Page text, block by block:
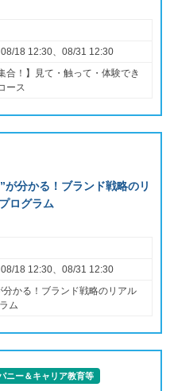
18 12:30、08/31 12:30
合！】見て・触って・体験でき
ース
が分かる！ブランド戦略のリ
ログラム
18 12:30、08/31 12:30
分かる！ブランド戦略のリアル
ム
ニー＆キャリア教育等